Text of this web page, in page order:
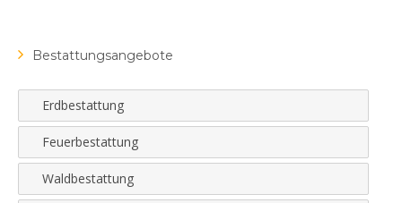
Bestattungsangebote
Erdbestattung
Feuerbestattung
Waldbestattung